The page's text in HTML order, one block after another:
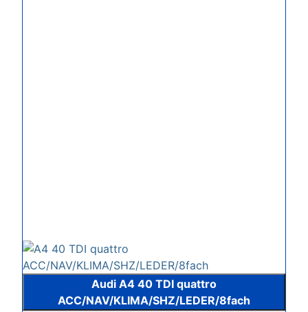
Audi A4 40 TDI quattro
ACC/NAV/KLIMA/SHZ/LEDER/8fach